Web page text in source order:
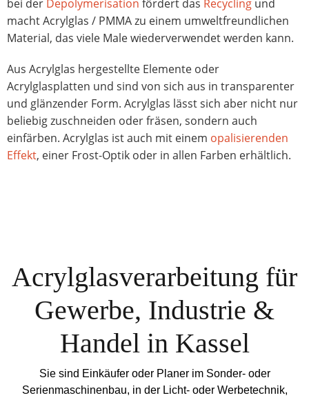
bei der Depolymerisation fördert das Recycling und
macht Acrylglas / PMMA zu einem umweltfreundlichen
Material, das viele Male wiederverwendet werden kann.
Aus Acrylglas hergestellte Elemente oder
Acrylglasplatten und sind von sich aus in transparenter
und glänzender Form. Acrylglas lässt sich aber nicht nur
beliebig zuschneiden oder fräsen, sondern auch
einfärben. Acrylglas ist auch mit einem opalisierenden
Effekt, einer Frost-Optik oder in allen Farben erhältlich.
Acrylglasverarbeitung für
Gewerbe, Industrie &
Handel in Kassel
Sie sind Einkäufer oder Planer im Sonder- oder
Serienmaschinenbau, in der Licht- oder Werbetechnik,